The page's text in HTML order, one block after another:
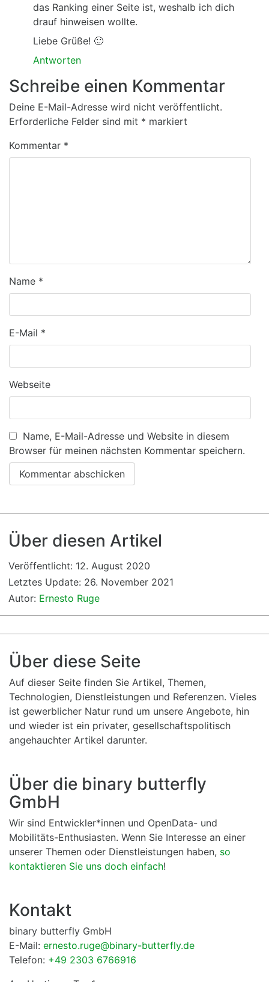
das Ranking einer Seite ist, weshalb ich dich
drauf hinweisen wollte.
Liebe Grüße! 🙂
Antworten
Schreibe einen Kommentar
Deine E-Mail-Adresse wird nicht veröffentlicht.
Erforderliche Felder sind mit * markiert
Kommentar *
Name *
E-Mail *
Webseite
Name, E-Mail-Adresse und Website in diesem
Browser für meinen nächsten Kommentar speichern.
Über diesen Artikel
Veröffentlicht: 12. August 2020
Letztes Update: 26. November 2021
Autor: Ernesto Ruge
Über diese Seite
Auf dieser Seite finden Sie Artikel, Themen,
Technologien, Dienstleistungen und Referenzen. Vieles
ist gewerblicher Natur rund um unsere Angebote, hin
und wieder ist ein privater, gesellschaftspolitisch
angehauchter Artikel darunter.
Über die binary butterfly
GmbH
Wir sind Entwickler*innen und OpenData- und
Mobilitäts-Enthusiasten. Wenn Sie Interesse an einer
unserer Themen oder Dienstleistungen haben, so
kontaktieren Sie uns doch einfach!
Kontakt
binary butterfly GmbH
E-Mail: ernesto.ruge@binary-butterfly.de
Telefon: +49 2303 6766916